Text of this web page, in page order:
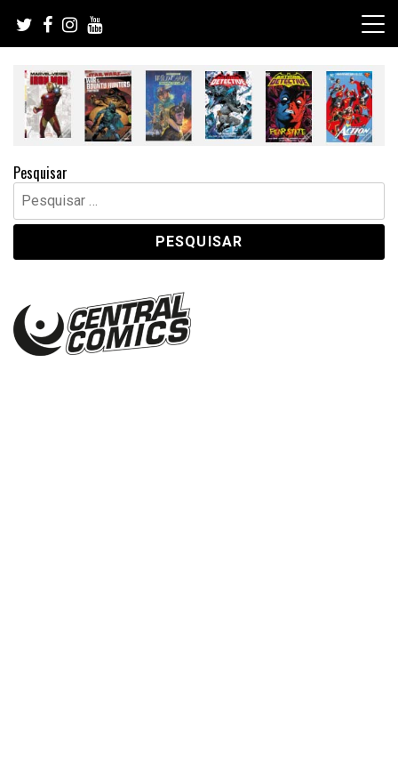
content
Pesquisar
Pesquisar
por: